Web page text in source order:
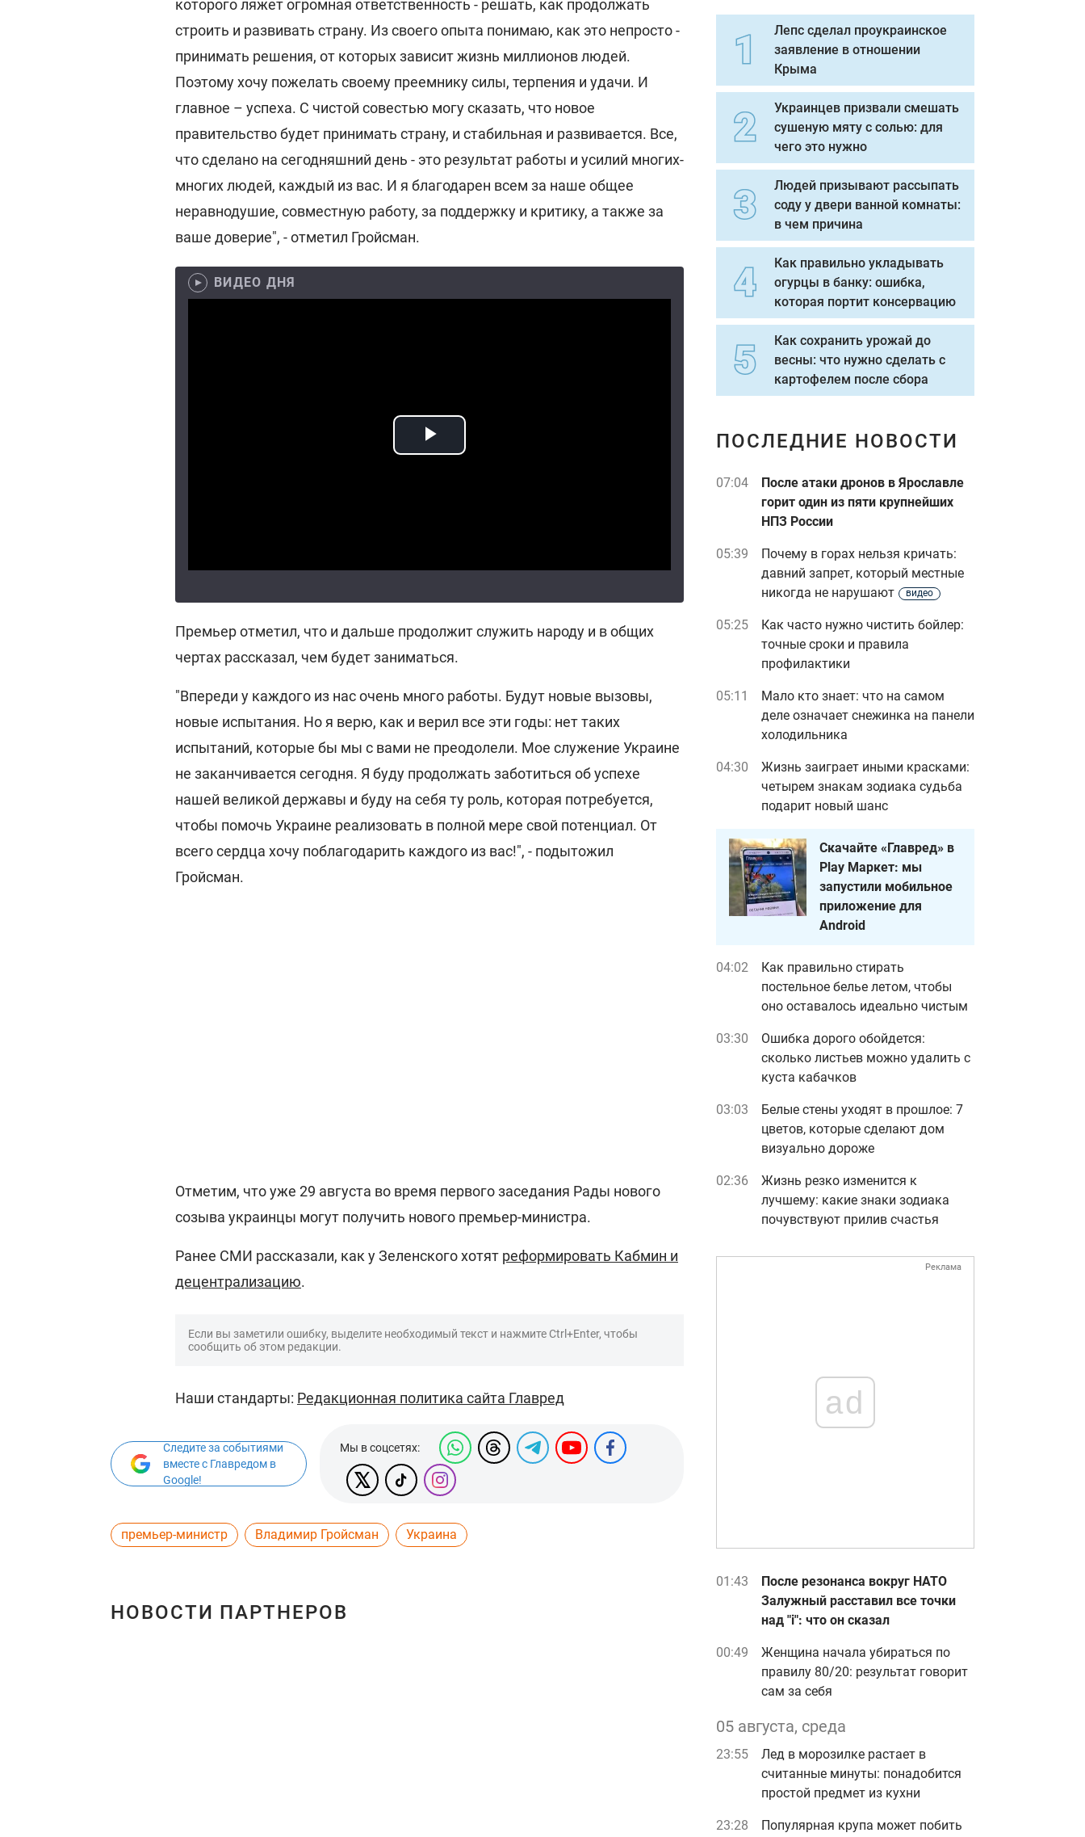
которого ляжет огромная ответственность - решать, как продолжать
строить и развивать страну. Из своего опыта понимаю, как это непросто -
принимать решения, от которых зависит жизнь миллионов людей.
Поэтому хочу пожелать своему преемнику силы, терпения и удачи. И
главное – успеха. С чистой совестью могу сказать, что новое
правительство будет принимать страну, и стабильная и развивается. Все,
что сделано на сегодняшний день - это результат работы и усилий многих-
многих людей, каждый из вас. И я благодарен всем за наше общее
неравнодушие, совместную работу, за поддержку и критику, а также за
ваше доверие", - отметил Гройсман.
ВИДЕО ДНЯ
Премьер отметил, что и дальше продолжит служить народу и в общих
чертах рассказал, чем будет заниматься.
"Впереди у каждого из нас очень много работы. Будут новые вызовы,
новые испытания. Но я верю, как и верил все эти годы: нет таких
испытаний, которые бы мы с вами не преодолели. Мое служение Украине
не заканчивается сегодня. Я буду продолжать заботиться об успехе
нашей великой державы и буду на себя ту роль, которая потребуется,
чтобы помочь Украине реализовать в полной мере свой потенциал. От
всего сердца хочу поблагодарить каждого из вас!", - подытожил
Гройсман.
Отметим, что уже 29 августа во время первого заседания Рады нового
созыва украинцы могут получить нового премьер-министра.
Ранее СМИ рассказали, как у Зеленского хотят реформировать Кабмин и
децентрализацию.
Если вы заметили ошибку, выделите необходимый текст и нажмите Ctrl+Enter, чтобы
сообщить об этом редакции.
Наши стандарты: Редакционная политика сайта Главред
Следите за событиями
вместе с Главредом в
Google!
Мы в соцсетях:
премьер-министр Владимир Гройсман Украина
НОВОСТИ ПАРТНЕРОВ
Лепс сделал проукраинское
заявление в отношении
Крыма
Украинцев призвали смешать
сушеную мяту с солью: для
чего это нужно
Людей призывают рассыпать
соду у двери ванной комнаты:
в чем причина
Как правильно укладывать
огурцы в банку: ошибка,
которая портит консервацию
Как сохранить урожай до
весны: что нужно сделать с
картофелем после сбора
ПОСЛЕДНИЕ НОВОСТИ
07:04
После атаки дронов в Ярославле
горит один из пяти крупнейших
НПЗ России
05:39
Почему в горах нельзя кричать:
давний запрет, который местные
никогда не нарушают
видео
05:25
Как часто нужно чистить бойлер:
точные сроки и правила
профилактики
05:11
Мало кто знает: что на самом
деле означает снежинка на панели
холодильника
04:30
Жизнь заиграет иными красками:
четырем знакам зодиака судьба
подарит новый шанс
Скачайте «Главред» в
Play Маркет: мы
запустили мобильное
приложение для
Android
04:02
Как правильно стирать
постельное белье летом, чтобы
оно оставалось идеально чистым
03:30
Ошибка дорого обойдется:
сколько листьев можно удалить с
куста кабачков
03:03
Белые стены уходят в прошлое: 7
цветов, которые сделают дом
визуально дороже
02:36
Жизнь резко изменится к
лучшему: какие знаки зодиака
почувствуют прилив счастья
Реклама
ad
01:43
После резонанса вокруг НАТО
Залужный расставил все точки
над "i": что он сказал
00:49
Женщина начала убираться по
правилу 80/20: результат говорит
сам за себя
05 августа, среда
23:55
Лед в морозилке растает в
считанные минуты: понадобится
простой предмет из кухни
23:28 Популярная крупа может побить